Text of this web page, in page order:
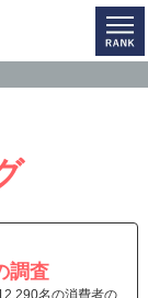
調査
名の消費者の